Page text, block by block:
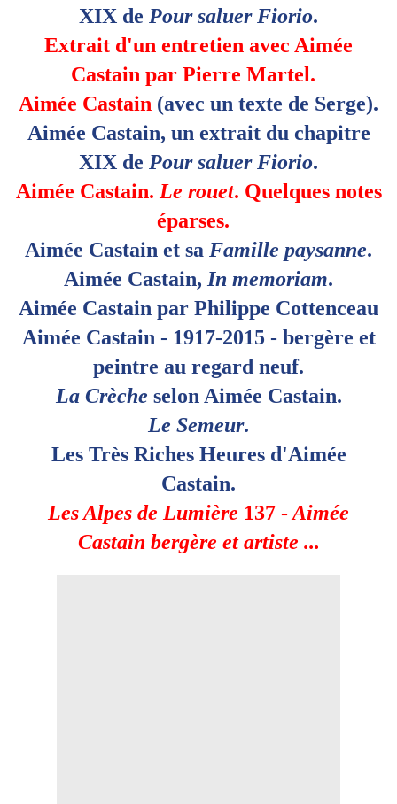
XIX de Pour saluer Fiorio.
Extrait d'un entretien avec Aimée
Castain par Pierre Martel.
Aimée Castain (avec un texte de Serge).
Aimée Castain, un extraitdu chapitre
XIX de Pour saluer Fiorio.
Aimée Castain. Le rouet. Quelques notes
éparses.
Aimée Castain et sa Famille paysanne.
Aimée Castain, In memoriam.
Aimée Castain par Philippe Cottenceau
Aimée Castain - 1917-2015 - bergère et
peintre au regard neuf.
La Crèche selon Aimée Castain.
Le Semeur.
Les Très Riches Heures d'Aimée
Castain.
Les Alpes de Lumière 137 -Aimée
Castain bergère et artiste ...